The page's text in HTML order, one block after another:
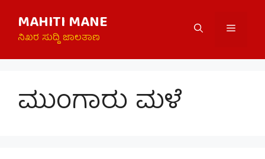
content
MAHITI MANE
ನಿಖರ ಸುದ್ದಿ ಜಾಲತಾಣ
Menu
ಮುಂಗಾರು ಮಳೆ